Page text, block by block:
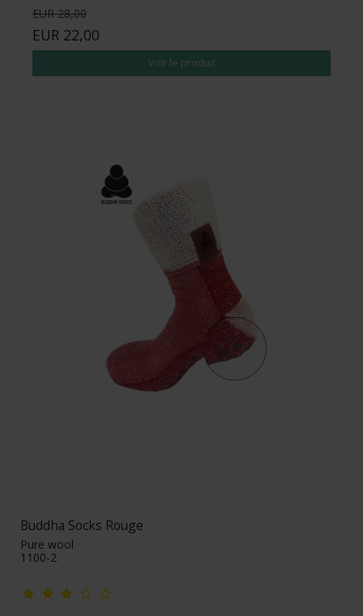
EUR 28,00
EUR 22,00
Voir le produit
Buddha Socks Rouge
Pure wool
1100-2